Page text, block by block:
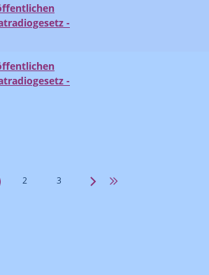
-
-
2 3